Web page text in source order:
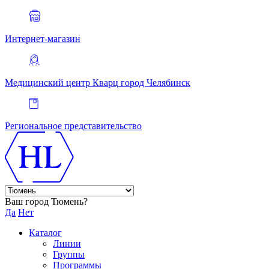
Интернет-магазин
Медицинский центр Кварц город Челябинск
Региональное представительство
Ваш город Тюмень?
Да Нет
Каталог
Линии
Группы
Программы